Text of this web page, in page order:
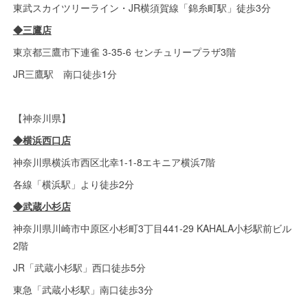
東武スカイツリーライン・JR横須賀線「錦糸町駅」徒歩3分
◆三鷹店
東京都三鷹市下連雀 3-35-6 センチュリープラザ3階
JR三鷹駅 南口徒歩1分
【神奈川県】
◆横浜西口店
神奈川県横浜市西区北幸1-1-8エキニア横浜7階
各線「横浜駅」より徒歩2分
◆武蔵小杉店
神奈川県川崎市中原区小杉町3丁目441-29 KAHALA小杉駅前ビル
2階
JR「武蔵小杉駅」西口徒歩5分
東急「武蔵小杉駅」南口徒歩3分